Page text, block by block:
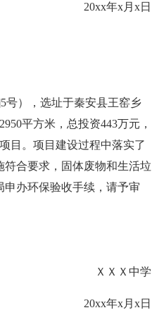
20xx年x月x日
号），选址于秦安县王窑乡
平方米，总投资443万元，
目。项目建设过程中落实了
合要求，固体废物和生活垃
办环保验收手续，请予审
ＸＸＸ中学
20xx年x月x日